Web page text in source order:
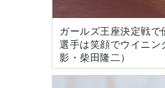
ガールズ王座決定戦で
選手は笑顔でウイニン
影・柴田隆二）